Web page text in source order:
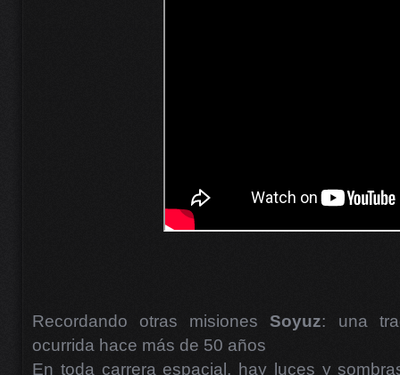
Recordando otras misionesSoyuz: una
ocurrida hace más de 50 años
En toda carrera espacial, hay luces y